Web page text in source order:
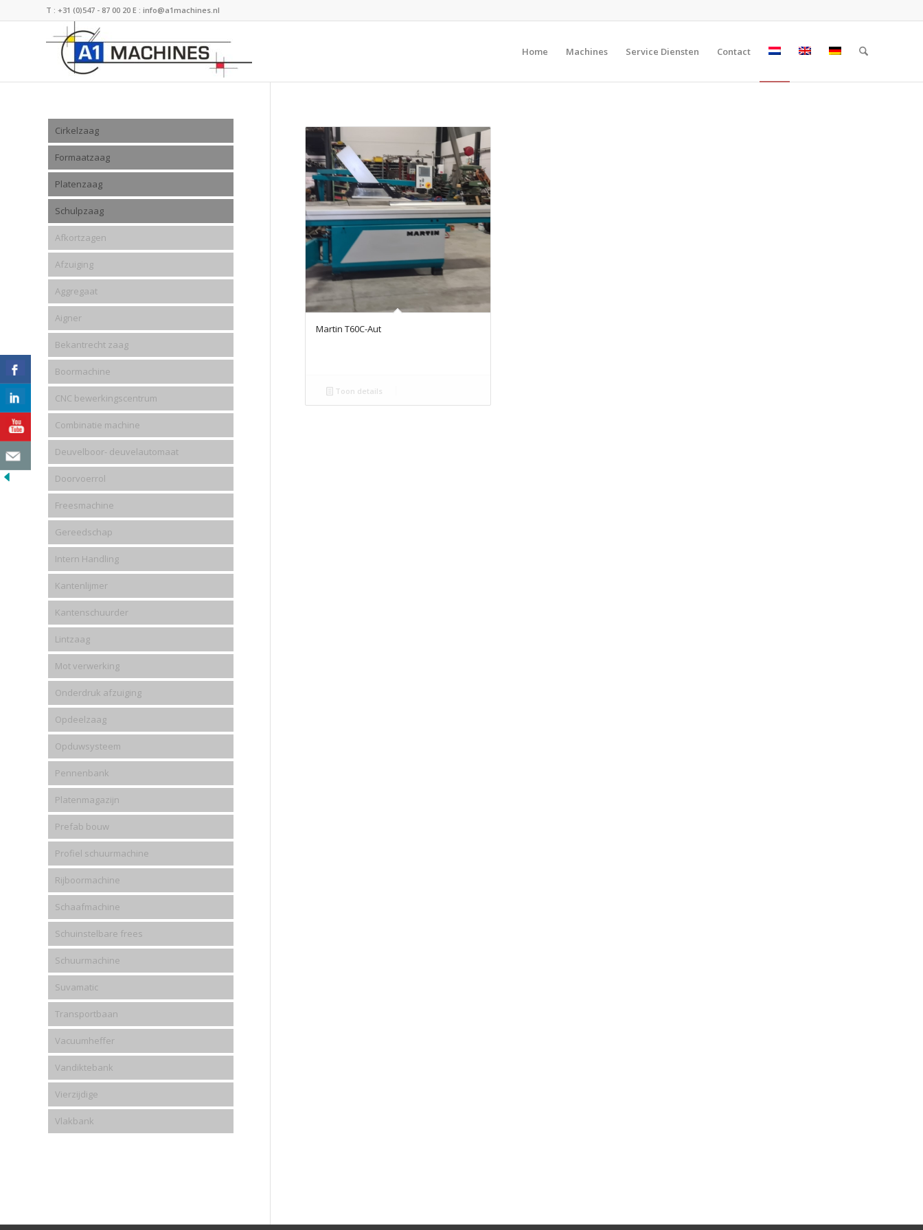
T : +31 (0)547 - 87 00 20 E : info@a1machines.nl
Home Machines Service Diensten Contact
Martin T60C-Aut
Toon details
Cirkelzaag
Formaatzaag
Platenzaag
Schulpzaag
Afkortzagen
Afzuiging
Aggregaat
Aigner
Bekantrecht zaag
Boormachine
CNC bewerkingscentrum
Combinatie machine
Deuvelboor- deuvelautomaat
Doorvoerrol
Freesmachine
Gereedschap
Intern Handling
Kantenlijmer
Kantenschuurder
Lintzaag
Mot verwerking
Onderdruk afzuiging
Opdeelzaag
Opduwsysteem
Pennenbank
Platenmagazijn
Prefab bouw
Profiel schuurmachine
Rijboormachine
Schaafmachine
Schuinstelbare frees
Schuurmachine
Suvamatic
Transportbaan
Vacuumheffer
Vandiktebank
Vierzijdige
Vlakbank